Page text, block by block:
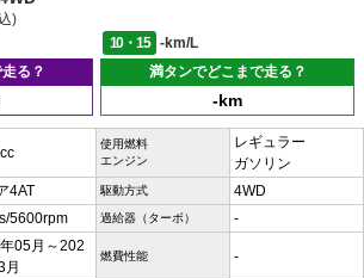
)
10・15
-km/L
る？
満タンでどこまで走る？
-km
使用燃料
エンジン
レギュラー
ガソリン
4AT 駆動方式 4WD
5600rpm 過給器（ターボ） -
05月～202
月
燃費性能 -